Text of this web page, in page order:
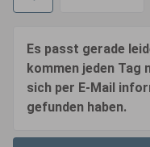
Es passt gerade
kommen jeden Tag
sich per E-Mail
gefunden haben.